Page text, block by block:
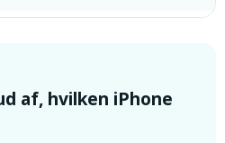
af, hvilken iPhone